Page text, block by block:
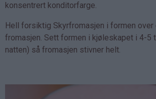
konsentrert konditorfarge.
Hell forsiktig Skyrfromasjen i formen over
fromasjen. Sett formen i kjøleskapet i 4-5
natten) så fromasjen stivner helt.